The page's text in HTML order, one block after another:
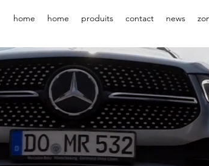
home home produits contact news